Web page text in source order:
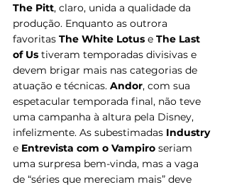
The Pitt, claro, unida a qualidade da
produção. Enquanto as outrora
favoritas The White Lotus e The Last
of Us tiveram temporadas divisivas e
devem brigar mais nas categorias de
atuação e técnicas. Andor, com sua
espetacular temporada final, não teve
uma campanha à altura pela Disney,
infelizmente. As subestimadas Industry
e Entrevista com o Vampiro seriam
uma surpresa bem-vinda, mas a vaga
de “séries que mereciam mais” deve